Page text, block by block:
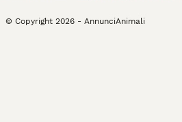
© Copyright 2026 - AnnunciAnimali